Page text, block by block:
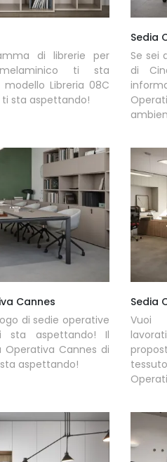
di librerie per
ti sta
Libreria 08C
sta aspettando!
Sedia
Se sei
di
Cannes
di sedie operative
sta aspettando! Il
Operativa Cannes di
aspettando!
Sedia
Vuoi